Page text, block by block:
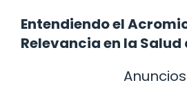
Entendiendo el
Relevancia en la Salud
Anuncios